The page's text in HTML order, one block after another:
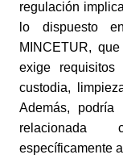
regulación
lo dispuesto
MINCETUR,
exige
custodia,
Además, podría
relacionada
específicamente